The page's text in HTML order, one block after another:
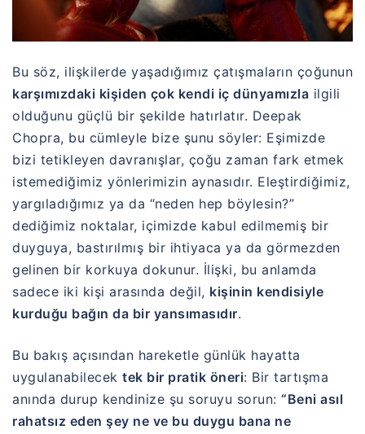
Bu söz, ilişkilerde yaşadığımız çatışmaların çoğunun
karşımızdaki kişiden çok kendi iç dünyamızla ilgili
olduğunu güçlü bir şekilde hatırlatır. Deepak
Chopra, bu cümleyle bize şunu söyler: Eşimizde
bizi tetikleyen davranışlar, çoğu zaman fark etmek
istemediğimiz yönlerimizin aynasıdır. Eleştirdiğimiz,
yargıladığımız ya da “neden hep böylesin?”
dediğimiz noktalar, içimizde kabul edilmemiş bir
duyguya, bastırılmış bir ihtiyaca ya da görmezden
gelinen bir korkuya dokunur. İlişki, bu anlamda
sadece iki kişi arasında değil, kişinin kendisiyle
kurduğu bağın da bir yansımasıdır.
Bu bakış açısından hareketle günlük hayatta
uygulanabilecek tek bir pratik öneri: Bir tartışma
anında durup kendinize şu soruyu sorun: “Beni asıl
rahatsız eden şey ne ve bu duygu bana ne